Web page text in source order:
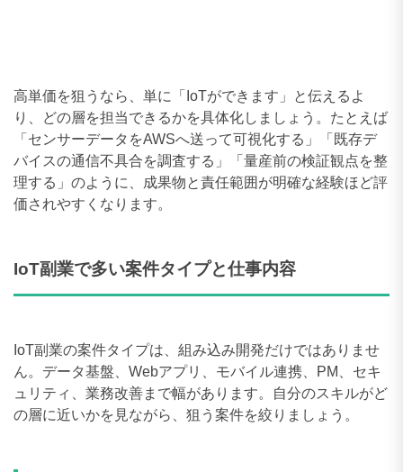
280〜289万円 0件
290〜299万円 0件
300〜309万円
高単価を狙うなら、単に「IoTができます」と伝えるよ
り、どの層を担当できるかを具体化しましょう。たとえば
「センサーデータをAWSへ送って可視化する」「既存デ
バイスの通信不具合を調査する」「量産前の検証観点を整
理する」のように、成果物と責任範囲が明確な経験ほど評
価されやすくなります。
IoT副業で多い案件タイプと仕事内容
IoT副業の案件タイプは、組み込み開発だけではありませ
ん。データ基盤、Webアプリ、モバイル連携、PM、セキ
ュリティ、業務改善まで幅があります。自分のスキルがど
の層に近いかを見ながら、狙う案件を絞りましょう。